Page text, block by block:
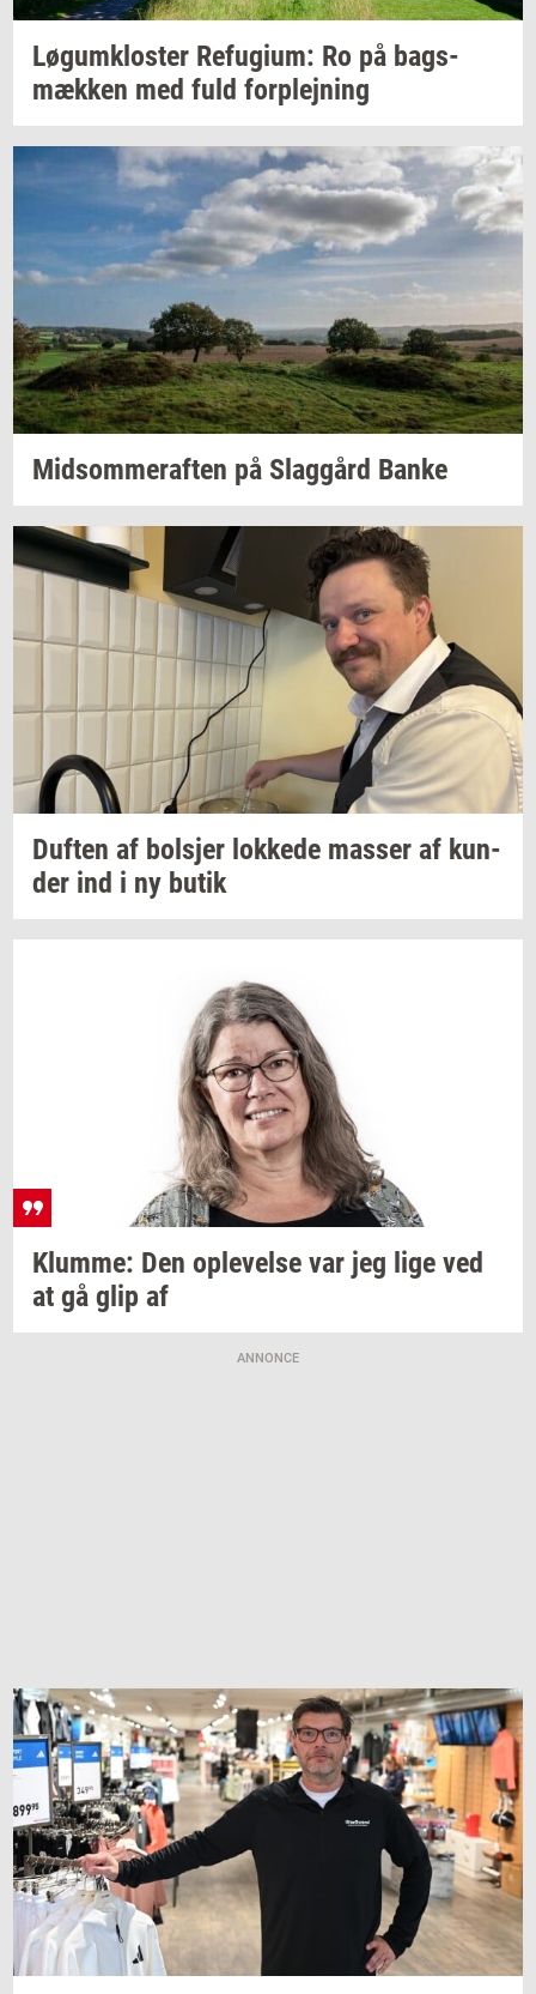
Løgum­klo­ster Re­fu­gi­um: Ro på bags­
mæk­ken med fuld for­plej­ning
Mid­som­mer­af­ten på Slag­gård Banke
Duf­ten af bol­sjer lok­ke­de mas­ser af kun­
der ind i ny butik
Klum­me: Den op­le­vel­se var jeg lige ved
at gå glip af
ANNONCE